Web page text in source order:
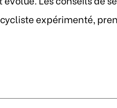
expérimenté,